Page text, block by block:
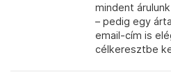
mindent
– pedig egy
email-cím is
célkeresztbe